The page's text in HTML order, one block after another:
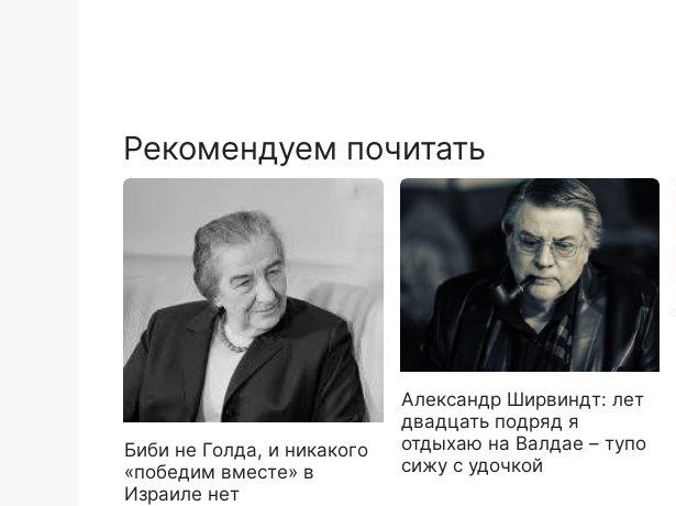
Рекомендуем почитать
Биби не Голда, и никакого
«победим вместе» в
Израиле нет
Александр Ширвиндт: лет
двадцать подряд я
отдыхаю на Валдае – тупо
сижу с удочкой